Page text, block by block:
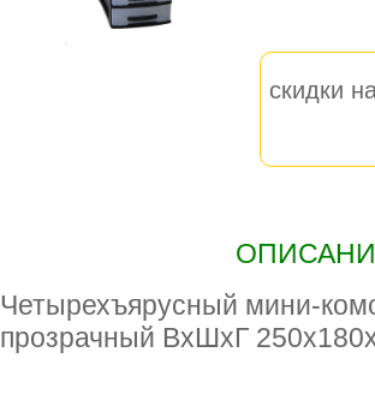
скидки
Четырехъярусный мини-
прозрачный ВxШxГ